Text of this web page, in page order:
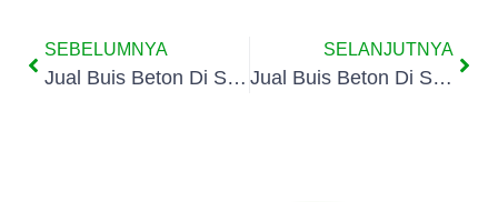
SEBELUMNYA
Jual Buis Beton Di Suka Asih Tangerang
SELANJUTNYA
Jual Buis Beton Di Sukasari Tangerang